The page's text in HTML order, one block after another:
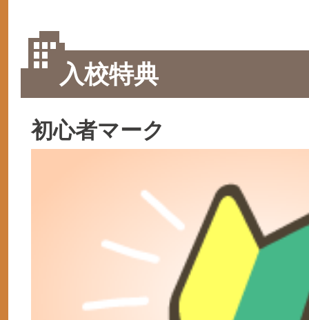
入校特典
初心者マーク